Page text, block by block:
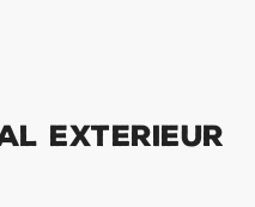
Exterieur